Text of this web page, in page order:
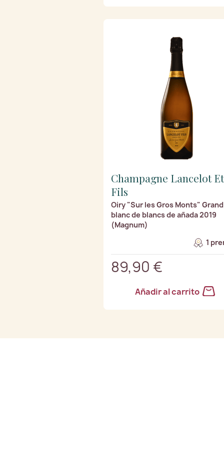
Champagne Lancelot Et
Fils
Oiry "Sur les Gros Monts"
blanc de blancs de añada 2019
(Magnum)
1
89,90 €
Añadir al carrito